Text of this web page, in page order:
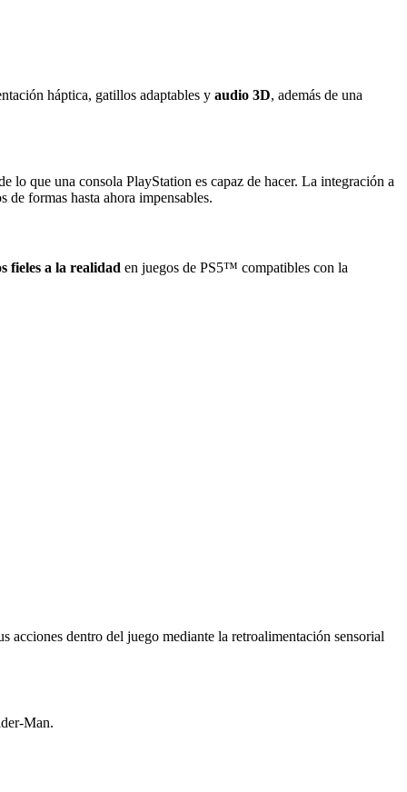
háptica, gatillos adaptables y audio 3D, además de una
lo que una consola PlayStation es capaz de hacer. La integración a
de formas hasta ahora impensables.
fieles a la realidad en juegos de PS5™ compatibles con la
acciones dentro del juego mediante la retroalimentación sensorial
Man.